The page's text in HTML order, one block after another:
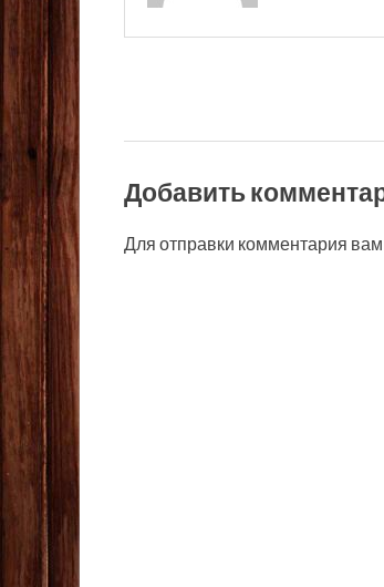
Добавить
Для отправки комментария